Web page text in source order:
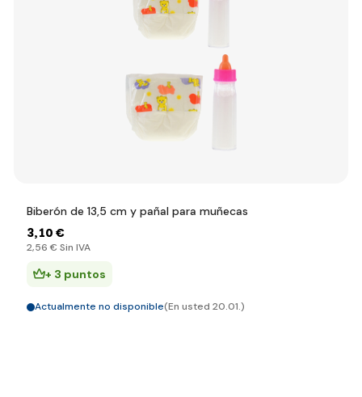
Biberón de 13,5 cm y pañal para muñecas
3,10 €
2,56 € Sin IVA
+ 3 puntos
Actualmente no disponible(En usted 20.01.)